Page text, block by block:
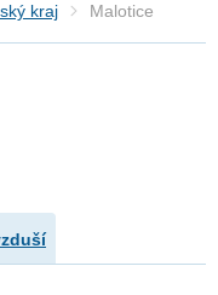
kraj Malotice